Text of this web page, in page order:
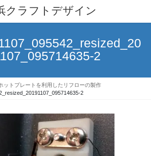
クラフトデザイン
2
ットプレートを利用したリフローの製作
2